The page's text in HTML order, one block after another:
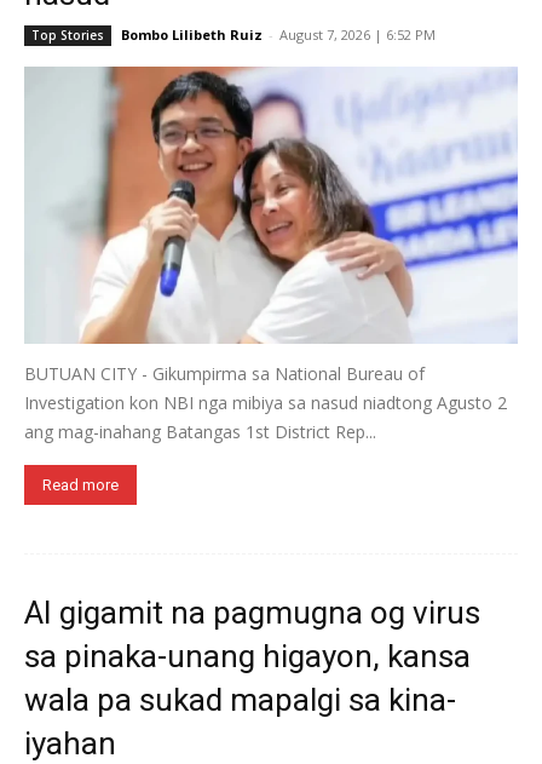
Top Stories Bombo Lilibeth Ruiz - August 7, 2026 | 6:52 PM
BUTUAN CITY - Gikumpirma sa National Bureau of
Investigation kon NBI nga mibiya sa nasud niadtong Agusto 2
ang mag-inahang Batangas 1st District Rep...
Read more
AI gigamit na pagmugna og virus
sa pinaka-unang higayon, kansa
wala pa sukad mapalgi sa kina-
iyahan